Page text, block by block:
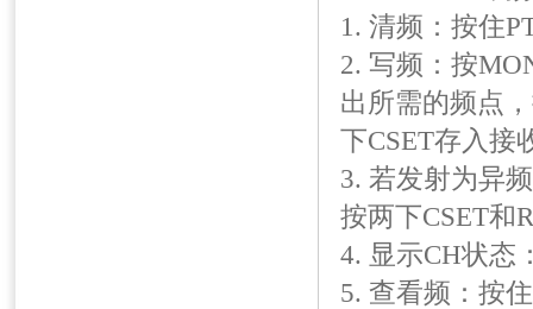
1. 清频：按住
2. 写频：按
出所需的频点
下CSET存入接
3. 若发射为异
按两下CSET和
4. 显示CH状态
5. 查看频：按